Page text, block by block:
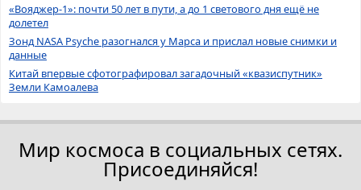
«Вояджер-1»: почти 50 лет в пути, а до 1 светового дня ещё не
долетел
Зонд NASA Psyche разогнался у Марса и прислал новые снимки и
данные
Китай впервые сфотографировал загадочный «квазиспутник»
Земли Камоалева
Мир космоса в социальных сетях.
Присоединяйся!